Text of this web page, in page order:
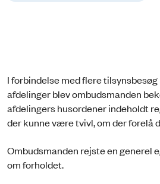
I forbindelse med flere
afdelinger blev ombudsmanden
afdelingers husordener indeholdt
der kunne være tvivl, om der forelå
Ombudsmanden rejste en generel
om forholdet.